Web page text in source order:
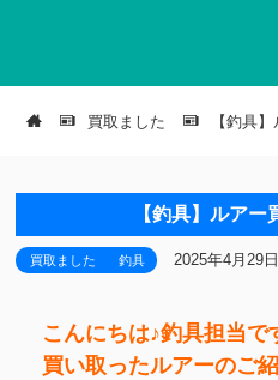
買取ました 【釣具
【釣具】ルアー
買取ました 釣具 2025年4月29日
こんにちは♪釣具担当で
買い取ったルアーのご